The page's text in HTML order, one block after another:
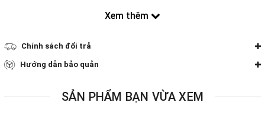
Xem thêm
Chính sách đổi trả
Hướng dẫn bảo quản
SẢN PHẨM BẠN VỪA XEM